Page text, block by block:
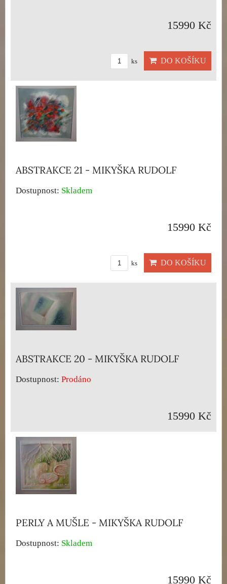
15990 Kč
ks DO KOŠÍKU
ABSTRAKCE 21 - MIKYŠKA RUDOLF
Dostupnost: Skladem
15990 Kč
ks DO KOŠÍKU
ABSTRAKCE 20 - MIKYŠKA RUDOLF
Dostupnost: Prodáno
15990 Kč
PERLY A MUŠLE - MIKYŠKA RUDOLF
Dostupnost: Skladem
15990 Kč